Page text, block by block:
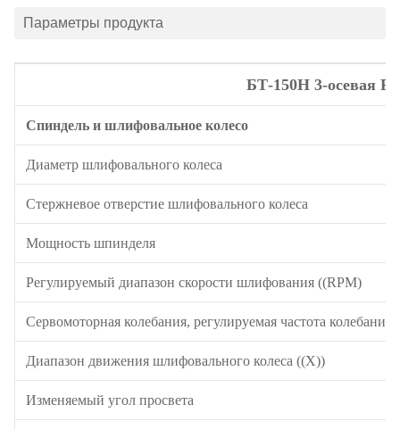
Параметры продукта
БТ-150Н 3-осевая
Спиндель и шлифовальное колесо
Диаметр шлифовального колеса
Стержневое отверстие шлифовального колеса
Мощность шпинделя
Регулируемый диапазон скорости шлифования ((RPM)
Сервомоторная колебания, регулируемая частота колебаний
Диапазон движения шлифовального колеса ((X))
Изменяемый угол просвета